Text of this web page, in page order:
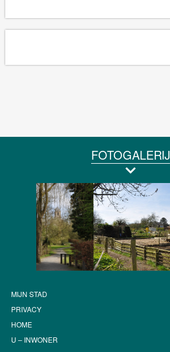
FOTOGALERIJ
MIJN STAD
PRIVACY
HOME
U – INWONER